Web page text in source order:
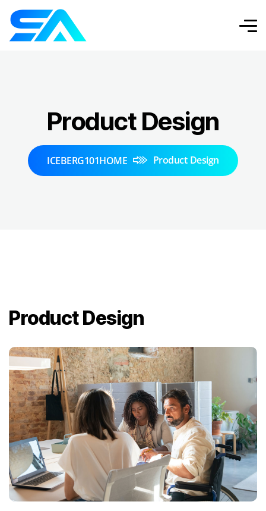
Product Design
ICEBERG101HOME Product Design
Product Design